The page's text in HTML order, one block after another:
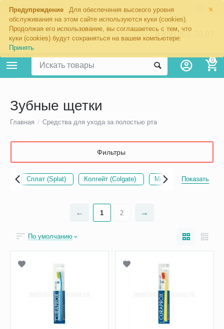
×
Предупреждение
Для обеспечения высокого уровня
обслуживания на этом сайте используются куки (cookies).
Продолжая его использование, вы соглашаетесь с тем, что
куки (cookies) будут сохраняться на вашем компьютере:
Принять
Москва
8 800 201-70-97
0
Зубные щетки
Главная / Средства для ухода за полостью рта
Фильтры
Сплат (Splat) Колгейт (Colgate) Miradent Показать
1 2
По умолчанию